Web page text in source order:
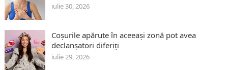
iulie 30, 2026
Coșurile apărute în aceeași zonă pot avea
declanșatori diferiți
iulie 29, 2026